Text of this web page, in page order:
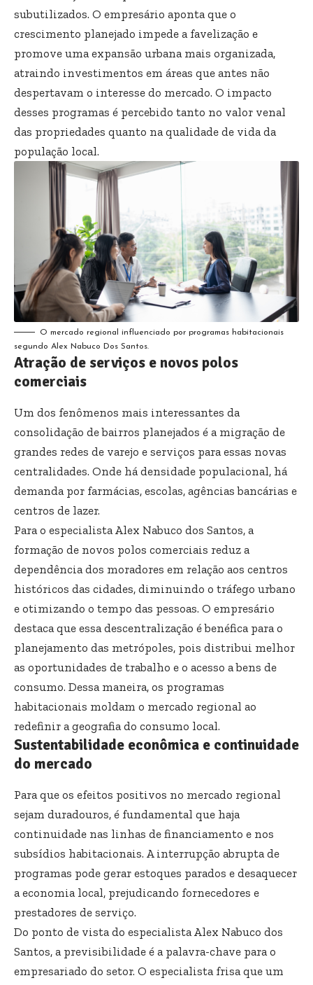
subutilizados. O empresário aponta que o
crescimento planejado impede a favelização e
promove uma expansão urbana mais organizada,
atraindo investimentos em áreas que antes não
despertavam o interesse do mercado. O impacto
desses programas é percebido tanto no valor venal
das propriedades quanto na qualidade de vida da
população local.
O mercado regional influenciado por programas habitacionais
segundo Alex Nabuco Dos Santos.
Atração de serviços e novos polos
comerciais
Um dos fenômenos mais interessantes da
consolidação de bairros planejados é a migração de
grandes redes de varejo e serviços para essas novas
centralidades. Onde há densidade populacional, há
demanda por farmácias, escolas, agências bancárias e
centros de lazer.
Para o especialista Alex Nabuco dos Santos, a
formação de novos polos comerciais reduz a
dependência dos moradores em relação aos centros
históricos das cidades, diminuindo o tráfego urbano
e otimizando o tempo das pessoas. O empresário
destaca que essa descentralização é benéfica para o
planejamento das metrópoles, pois distribui melhor
as oportunidades de trabalho e o acesso a bens de
consumo. Dessa maneira, os programas
habitacionais moldam o mercado regional ao
redefinir a geografia do consumo local.
Sustentabilidade econômica e continuidade
do mercado
Para que os efeitos positivos no mercado regional
sejam duradouros, é fundamental que haja
continuidade nas linhas de financiamento e nos
subsídios habitacionais. A interrupção abrupta de
programas pode gerar estoques parados e desaquecer
a economia local, prejudicando fornecedores e
prestadores de serviço.
Do ponto de vista do especialista Alex Nabuco dos
Santos, a previsibilidade é a palavra-chave para o
empresariado do setor. O especialista frisa que um